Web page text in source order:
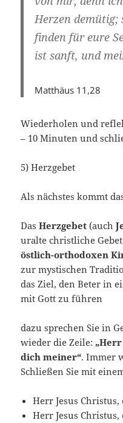
Herzen demütig;
finden für eure
ist sanft, und
Matthäus 11,28
Wiederholen und
– 10 Minuten und
5) Herzgebet
Als nächstes kommt
DasHerzgebet (auch
uralte christliche
östlich-orthodoxen
zur mystischen
das Ziel, den Beter in
mit Gott zu führen
dazu sprechen Sie in
wieder die Zeile:
dich meiner“. Immer
Schließen Sie mit
Herr Jesus
Herr Jesus